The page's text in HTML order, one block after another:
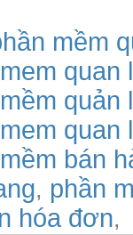
mềm
quan
quản
quan
bán
, phần
hóa đơn,